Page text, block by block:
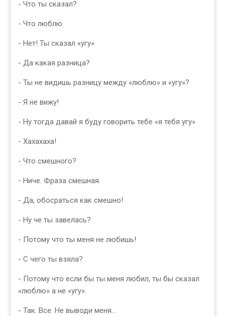
- Что ты сказал?
- Что люблю.
- Нет! Ты сказал «угу»
- Да какая разница?
- Ты не видишь разницу между «люблю» и «угу»?
- Я не вижу!
- Ну тогда давай я буду говорить тебе «я тебя угу»
- Хахахаха!
- Что смешного?
- Ниче. Фраза смешная.
- Да, обосраться как смешно!
- Ну че ты завелась?
- Потому что ты меня не любишь!
- С чего ты взяла?
- Потому что если бы ты меня любил, ты бы сказал
«люблю» а не «угу».
- Так. Все. Не выводи меня…